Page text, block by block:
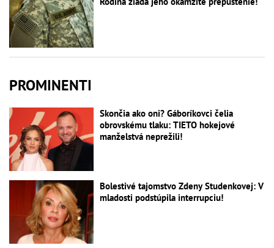
PROMINENTI
Skončia ako oni? Gáboríkovci čelia
obrovskému tlaku: TIETO hokejové
manželstvá neprežili!
Bolestivé tajomstvo Zdeny Studenkovej: V
mladosti podstúpila interrupciu!